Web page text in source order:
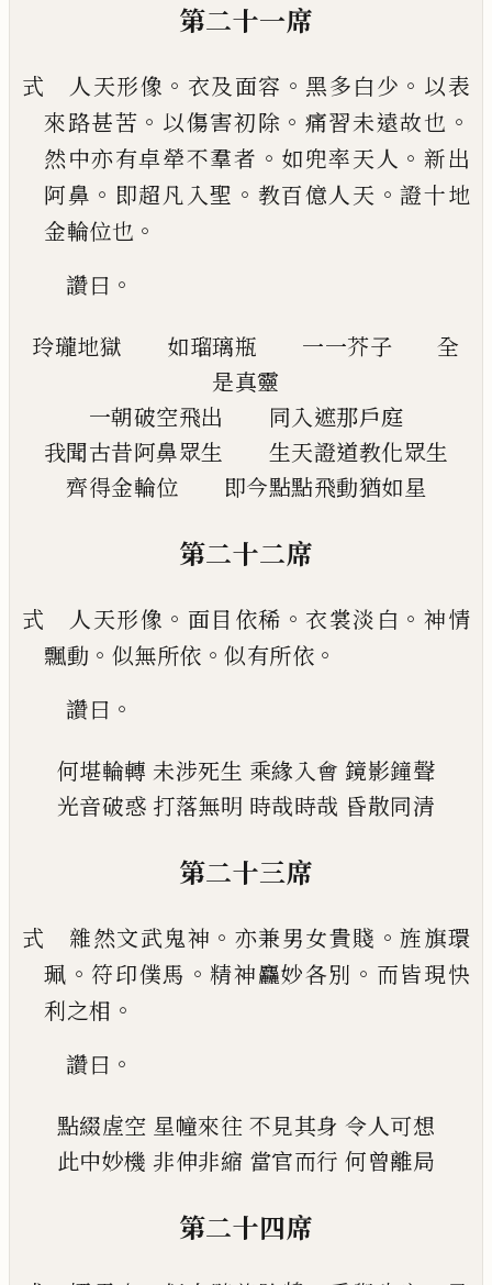
第二十一席
式 人天形像 。 衣及面容 。黑多白少 。 以表
來路甚苦 。 以傷害初除 。 痛習未遠故也 。
然中亦有卓犖不羣者 。 如兜率天人 。 新出
阿鼻 。 即超凡入聖 。 教百億人天 。證十地
金輪位也 。
讚曰 。
玲瓏地獄 如瑠璃瓶 一一芥子
全
是真靈
一朝破空飛出
同入遮那戶庭
我聞古昔阿鼻眾生
生天證道教化眾生
齊得金輪位
即今點點飛動猶如星
第二十二席
式 人天形像 。 面目依稀 。 衣裳淡白 。神情
飄動 。 似無所依 。 似有所依 。
讚曰 。
何堪輪轉 未涉死生 乘緣入會 鏡影鐘聲
光音破惑 打落無明 時哉時哉 昏散同清
第二十三席
式 雜然文武鬼神 。 亦兼男女貴賤 。旌旗環
珮 。 符印僕馬 。精神麤妙各別 。 而皆現快
利之相 。
讚曰 。
點綴虗空 星幢來往 不見其身 令人可想
此中妙機 非伸非縮 當官而行 何曾離局
第二十四席